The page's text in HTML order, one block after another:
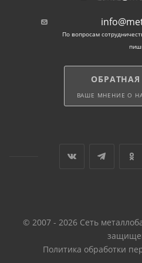
Столбы для
Квадратная и
материал для столбов
устойчивость к
ребра жесткости. За
В наличии имеются
размеров: от 60х40 мм
Сетка
По вопросам
ОБРАТНАЯ
ВАШЕ МНЕНИЕ О
© 2007 - 2026 Сеть
Политика обработки